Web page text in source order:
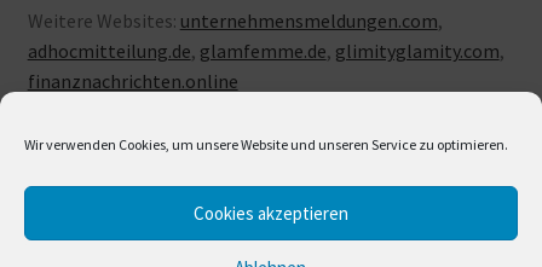
Wir verwenden Cookies, um unsere Website und unseren Service zu optimieren.
Cookies akzeptieren
Weitere Websites: unternehmensmeldungen.com,
adhocmitteilung.de, glamfemme.de, glimityglamity.com,
finanznachrichten.online
© LUXUSLOVE 2026